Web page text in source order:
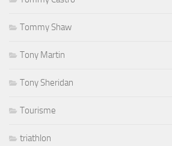
Tommy Shaw
Tony Martin
Tony Sheridan
Tourisme
triathlon